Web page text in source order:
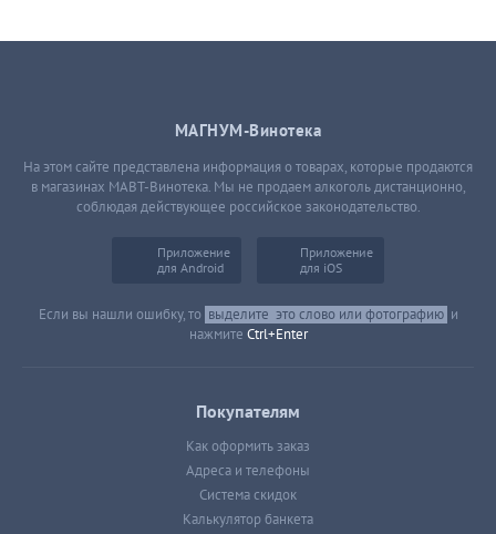
МАГНУМ-Винотека
На этом сайте представлена информация о товарах, которые продаются
в магазинах МАВТ-Винотека. Мы не продаем алкоголь дистанционно,
соблюдая действующее российское законодательство.
Приложение
для Android
Приложение
для iOS
Если вы нашли ошибку, то выделите это слово или фотографию и
нажмите Ctrl+Enter
Покупателям
Как оформить заказ
Адреса и телефоны
Система скидок
Калькулятор банкета